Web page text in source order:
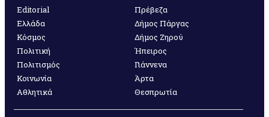
Editorial
Ελλάδα
Κόσμος
Πολιτική
Πολιτισμός
Κοινωνία
Αθλητικά
Πρέβεζα
Δήμος Πάργας
Δήμος Ζηρού
Ήπειρος
Γιάννενα
Άρτα
Θεσπρωτία